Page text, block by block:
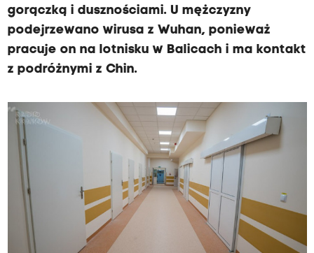
gorączką i dusznościami. U mężczyzny
podejrzewano wirusa z Wuhan, ponieważ
pracuje on na lotnisku w Balicach i ma kontakt
z podróżnymi z Chin.